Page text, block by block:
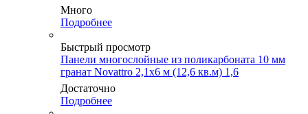
Много
Подробнее
Быстрый просмотр
Панели многослойные из поликарбоната 10 мм
гранат Novattro 2,1х6 м (12,6 кв.м) 1,6
Достаточно
Подробнее